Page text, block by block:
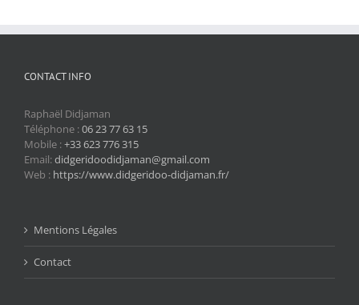
CONTACT INFO
Raphaël Didjaman
Téléphone :06 23 77 63 15
Mobile :+33 623 776 315
Email:didgeridoodidjaman@gmail.com
Web : https://www.didgeridoo-didjaman.fr/
Mentions Légales
Contact